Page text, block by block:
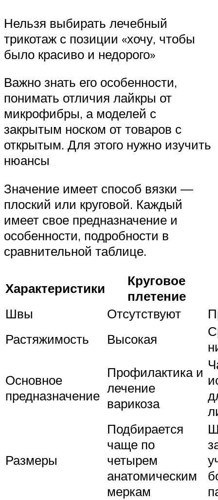
Нельзя выбирать лечебный
трикотаж с позиции «хочу, чтобы
было красиво и недорого»
Важно знать его особенности,
понимать отличия лайкры от
микрофибры, а моделей с
закрытым носком от товаров с
открытым. Для этого нужно изучить
нюансы
Значение имеет способ вязки —
плоский или круговой. Каждый
имеет свое предназначение и
особенности, подробности в
сравнительной таблице.
Характеристики
Круговое
плетение
Швы
Отсутствуют
Растяжимость
Высокая
Основное
предназначение
Профилактика и
лечение
варикоза
Размеры
Подбирается
чаще по
четырем
анатомическим
меркам